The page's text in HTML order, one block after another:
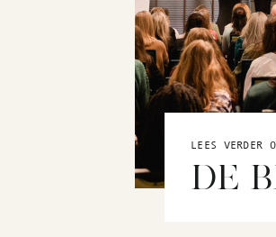
LEES VERDER
DE